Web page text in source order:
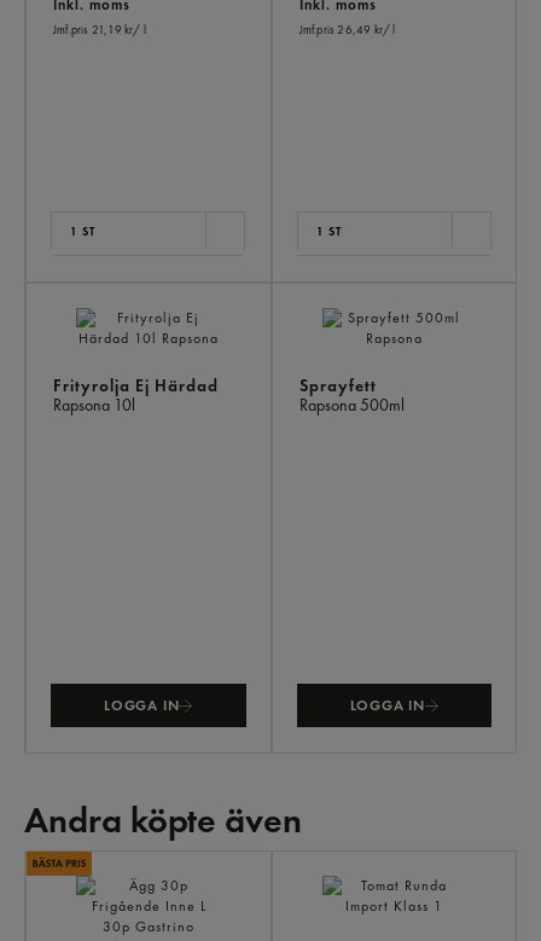
Inkl. moms
Jmf.pris 21,19 kr/ l
1 ST
Inkl. moms
Jmf.pris 26,49 kr/ l
1 ST
Frityrolja Ej Härdad
Rapsona 10l
LOGGA IN
Sprayfett
Rapsona500ml
LOGGA IN
Andra köpte även